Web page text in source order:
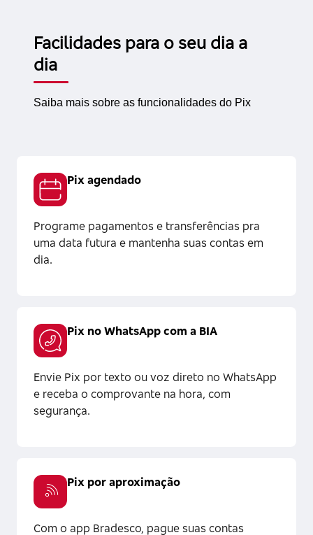
Facilidades para o seu dia a
dia
Saiba mais sobre as funcionalidades do Pix
Pix agendado
Programe pagamentos e transferências pra
uma data futura e mantenha suas contas em
dia.
Pix no WhatsApp com a BIA
Envie Pix por texto ou voz direto no WhatsApp
e receba o comprovante na hora, com
segurança.
Pix por aproximação
Com o app Bradesco, pague suas contas